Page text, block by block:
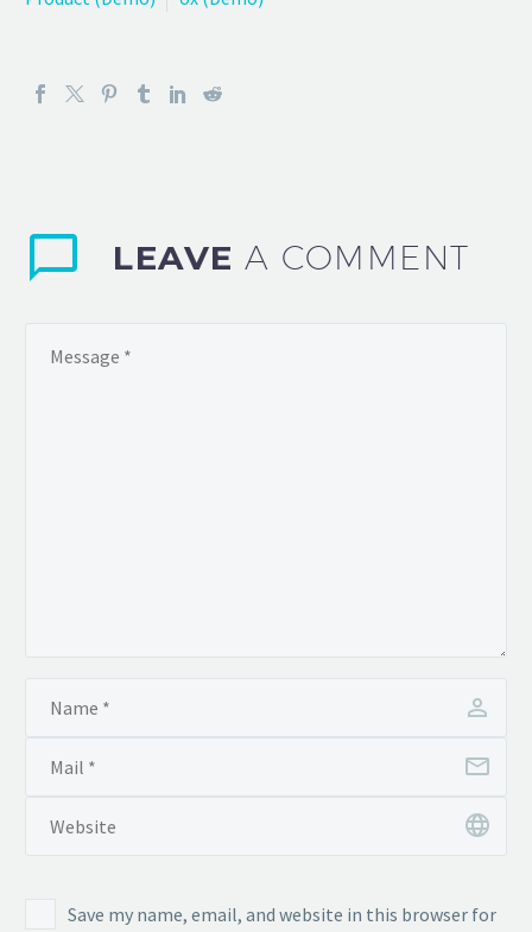
LEAVE A COMMENT
Save my name, email, and website in this browser for